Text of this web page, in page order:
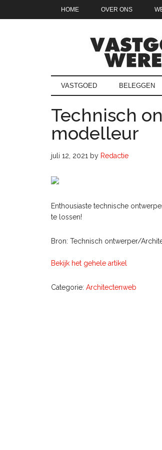
HOME OVER ONS
vastgoedwereld.nl
VASTGOED BELEGGEN
Technisch
modelleur
juli 12, 2021 by Redactie
Enthousiaste technische
te lossen!
Bron: Technisch ontwerper/
Bekijk het gehele artikel
Categorie: Architectenweb